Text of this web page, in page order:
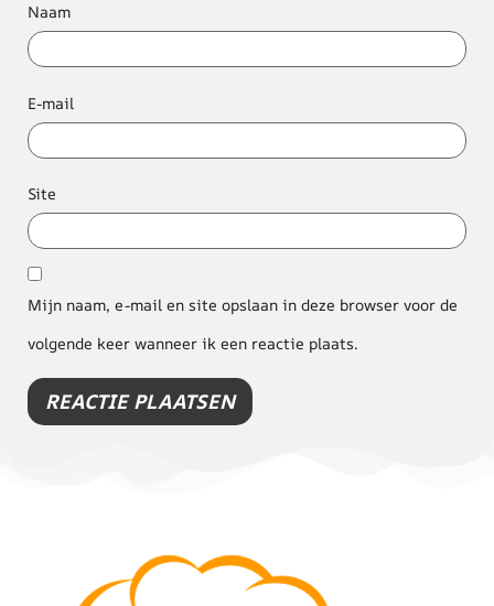
Naam
E-mail
Site
Mijn naam, e-mail en site opslaan in deze browser voor de
volgende keer wanneer ik een reactie plaats.